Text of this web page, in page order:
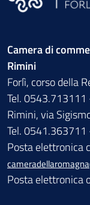
Camera di
Rimini
Forlì, corso della
Tel.
Rimini, via
Tel.
Posta elettronica
Posta elettronica